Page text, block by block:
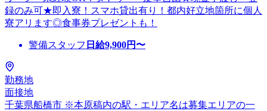
録のみ可★即入寮！スマホ貸出有り！都内好立地箇所に個人
寮アリます◎食事券プレゼントも！
警備スタッフ 日給9,900円〜
勤務地
面接地
千葉県船橋市 ※本原稿内の駅・エリア名は募集エリアの一